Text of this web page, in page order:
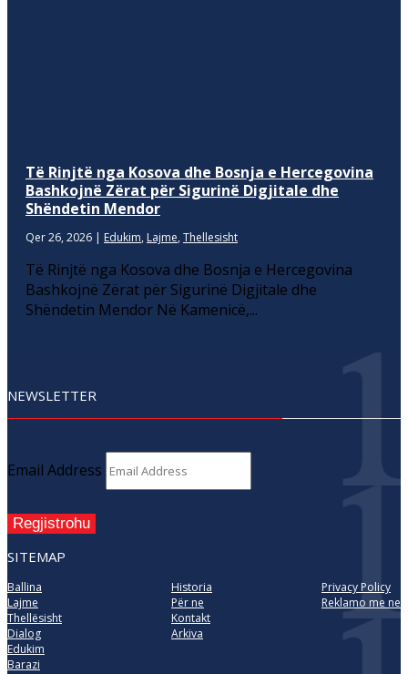
Të Rinjtë nga Kosova dhe Bosnja e Hercegovina
Bashkojnë Zërat për Sigurinë Digjitale dhe
Shëndetin Mendor
Qer 26, 2026 | Edukim, Lajme, Thellesisht
Të Rinjtë nga Kosova dhe Bosnja e Hercegovina
Bashkojnë Zërat për Sigurinë Digjitale dhe
Shëndetin Mendor Në Kamenicë,...
NEWSLETTER
Email Address
Regjistrohu
SITEMAP
Ballina
Lajme
Thellësisht
Dialog
Edukim
Barazi
Historia
Për ne
Kontakt
Arkiva
Privacy Policy
Reklamo me ne